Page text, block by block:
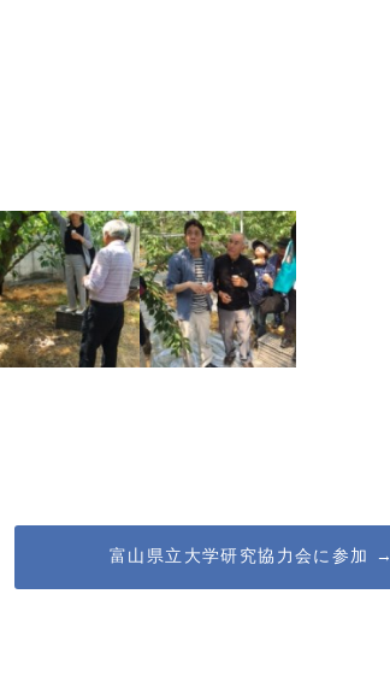
富山県立大学研究協力会に参加 →